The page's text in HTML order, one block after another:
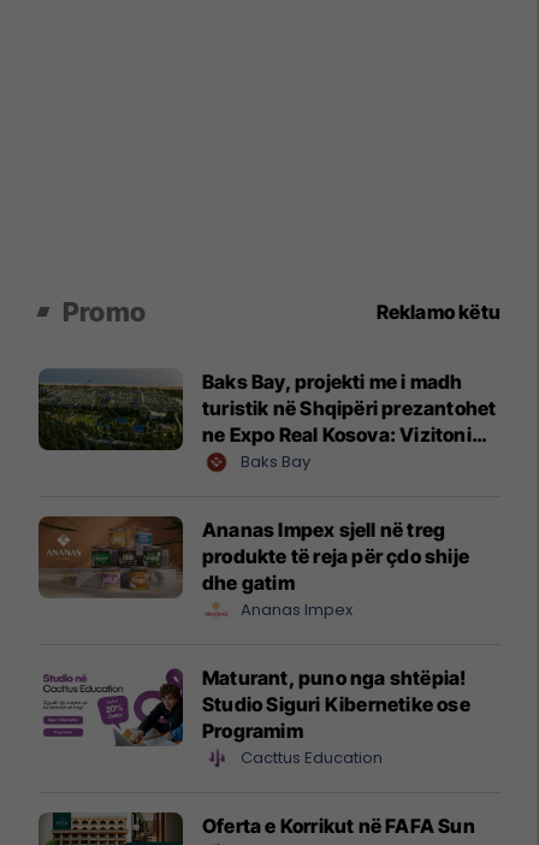
Promo Reklamo këtu
Baks Bay, projekti me i madh
turistik në Shqipëri prezantohet
ne Expo Real Kosova: Vizitoni
shtandin dhe zbuloni
Baks Bay
Ananas Impex sjell në treg
produkte të reja për çdo shije
dhe gatim
Ananas Impex
Maturant, puno nga shtëpia!
Studio Siguri Kibernetike ose
Programim
Cacttus Education
Oferta e Korrikut në FAFA Sun